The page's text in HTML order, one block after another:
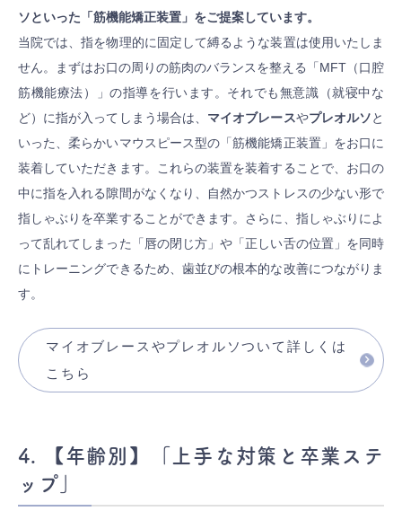
ソといった「筋機能矯正装置」をご提案しています。
当院では、指を物理的に固定して縛るような装置は使用いたしま
せん。まずはお口の周りの筋肉のバランスを整える「MFT（口腔
筋機能療法）」の指導を行います。それでも無意識（就寝中な
ど）に指が入ってしまう場合は、 マイオブレースやプレオルソと
いった、柔らかいマウスピース型の「筋機能矯正装置」をお口に
装着していただきます。これらの装置を装着することで、お口の
中に指を入れる隙間がなくなり、自然かつストレスの少ない形で
指しゃぶりを卒業することができます。さらに、指しゃぶりによ
って乱れてしまった「唇の閉じ方」や「正しい舌の位置」を同時
にトレーニングできるため、歯並びの根本的な改善につながりま
す。
マイオブレースやプレオルソついて詳しくは
こちら
4. 【年齢別】「上手な対策と卒業ステ
ップ」